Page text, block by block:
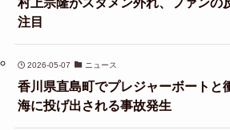
注目
2026-05-07 ニュース
香川県直島町でプレジャーボートと
海に投げ出される事故発生